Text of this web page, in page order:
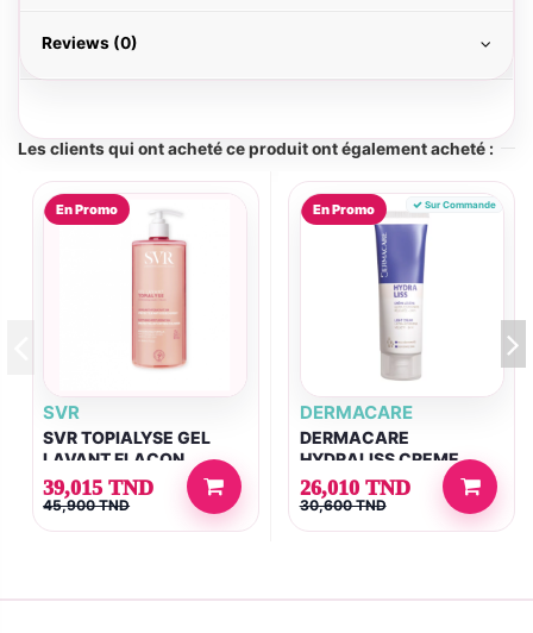
Reviews (0)
Les clients qui ont acheté ce produit ont également acheté :
En Promo
SVR
SVR TOPIALYSE GEL
LAVANT FLACON
POMPE 1L
39,015 TND
45,900 TND
En Promo Sur Commande
DERMACARE
DERMACARE
HYDRALISS CREME
LEGERE 50ML
26,010 TND
30,600 TND